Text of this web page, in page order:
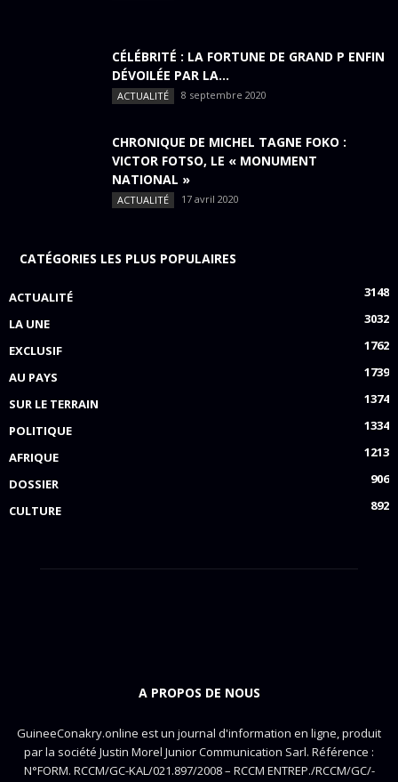
CÉLÉBRITÉ : LA FORTUNE DE GRAND P ENFIN
DÉVOILÉE PAR LA...
ACTUALITÉ 8 septembre 2020
CHRONIQUE DE MICHEL TAGNE FOKO :
VICTOR FOTSO, LE « MONUMENT
NATIONAL »
ACTUALITÉ 17 avril 2020
CATÉGORIES LES PLUS POPULAIRES
ACTUALITÉ
3148
LA UNE
3032
EXCLUSIF
1762
AU PAYS
1739
SUR LE TERRAIN
1374
POLITIQUE
1334
AFRIQUE
1213
DOSSIER
906
CULTURE
892
A PROPOS DE NOUS
GuineeConakry.online est un journal d'information en ligne, produit
par la société Justin Morel Junior Communication Sarl. Référence :
N°FORM. RCCM/GC-KAL/021.897/2008 – RCCM ENTREP./RCCM/GC/-